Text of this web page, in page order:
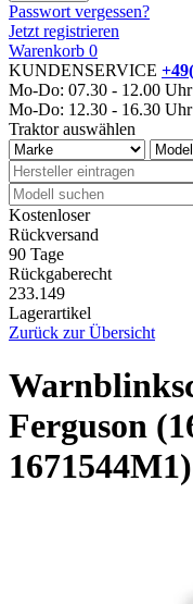
Passwort vergessen?
Jetzt registrieren
Warenkorb 0
KUNDENSERVICE
Mo-Do: 07.30 - 12.00 Uhr
Mo-Do: 12.30 - 16.30 Uhr
Traktor auswählen
Kostenloser
Rückversand
90 Tage
Rückgaberecht
233.149
Lagerartikel
Zurück zur Übersicht
Ferguson
1671544M1)